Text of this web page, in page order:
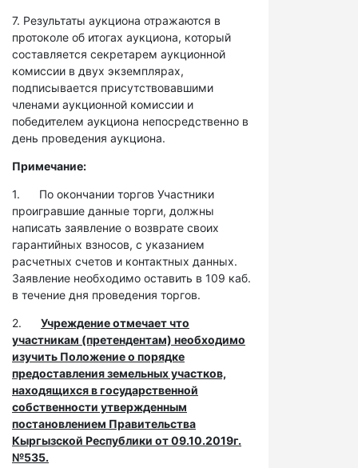
7. Результаты аукциона отражаются в
протоколе об итогах аукциона, который
составляется секретарем аукционной
комиссии в двух экземплярах,
подписывается присутствовавшими
членами аукционной комиссии и
победителем аукциона непосредственно в
день проведения аукциона.
Примечание:
1. По окончании торгов Участники
проигравшие данные торги, должны
написать заявление о возврате своих
гарантийных взносов, с указанием
расчетных счетов и контактных данных.
Заявление необходимо оставить в 109 каб.
в течение дня проведения торгов.
2. Учреждение отмечает что
участникам (претендентам) необходимо
изучить Положение о порядке
предоставления земельных участков,
находящихся в государственной
собственности утвержденным
постановлением Правительства
Кыргызской Республики от 09.10.2019г.
№535.